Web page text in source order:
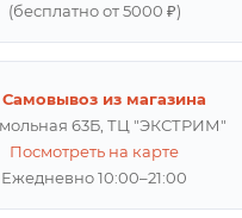
(бесплатно от 5000 ₽)
Самовывоз из магазина
63Б, ТЦ "ЭКСТРИМ"
Посмотреть на карте
Ежедневно 10:00–21:00